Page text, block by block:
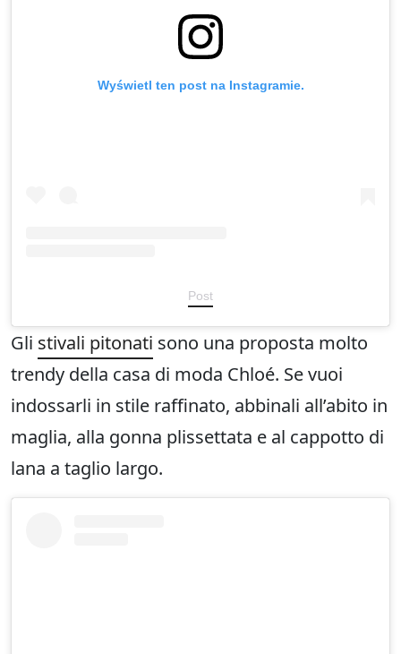
Wyświetl ten post na Instagramie.
Post
Gli stivali pitonati sono una proposta molto
trendy della casa di moda Chloé. Se vuoi
indossarli in stile raffinato, abbinali all’abito in
maglia, alla gonna plissettata e al cappotto di
lana a taglio largo.